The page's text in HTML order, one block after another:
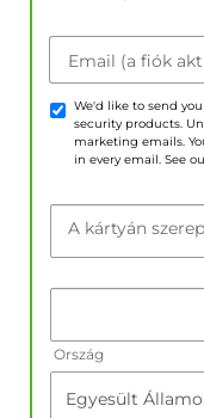
Email (a fiók
We'd like to send
security products.
marketing emails.
in every email. See
A kártyán
Ország